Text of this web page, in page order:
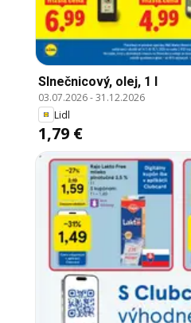
Slnečnicový, olej, 1 l
03.07.2026-31.12.2026
Lidl
1,79 €